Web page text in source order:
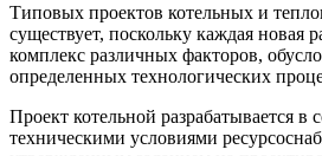
Типовых проектов котельных и
существует, поскольку каждая новая
комплекс различных факторов,
определенных технологических
Проект котельной разрабатывается в
техническими условиями